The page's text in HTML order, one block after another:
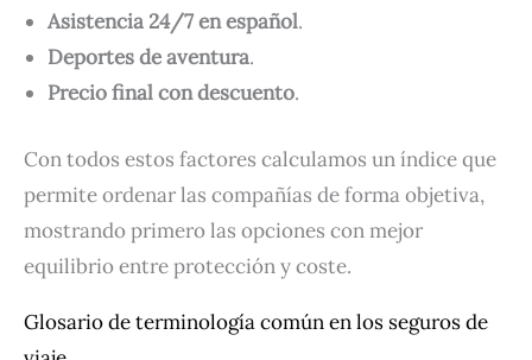
Asistencia 24/7 en español.
Deportes de aventura.
Precio final con descuento.
Con todos estos factores calculamos un índice que
permite ordenar las compañías de forma objetiva,
mostrando primero las opciones con mejor
equilibrio entre protección y coste.
Glosario de terminología común en los seguros de